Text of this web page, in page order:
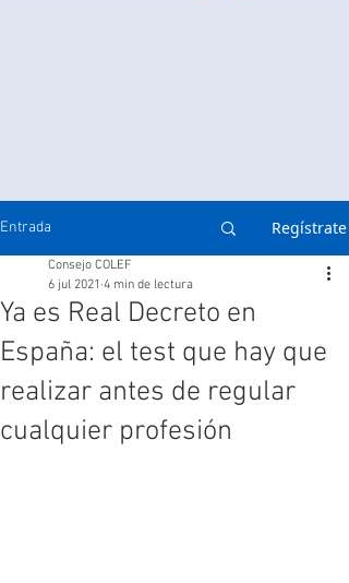
Entrada Regístrate
Ya es Real Decreto en
España: el test que hay que
realizar antes de regular
cualquier profesión
Consejo COLEF
6 jul 2021 4 min de lectura